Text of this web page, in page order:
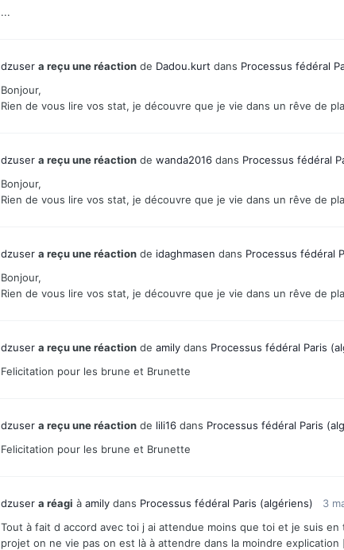
...
dzuser a reçu une réaction de Dadou.kurt dans Processus fédéral
Bonjour,
Rien de vous lire vos stat, je découvre que je vie dans un rêve de
dzuser a reçu une réaction de wanda2016 dans Processus fédéral
Bonjour,
Rien de vous lire vos stat, je découvre que je vie dans un rêve de
dzuser a reçu une réaction de idaghmasen dans Processus fédéral
Bonjour,
Rien de vous lire vos stat, je découvre que je vie dans un rêve de
dzuser a reçu une réaction de amily dans Processus fédéral Paris
Felicitation pour les brune et Brunette
dzuser a reçu une réaction de lili16 dans Processus fédéral Paris
Felicitation pour les brune et Brunette
dzuser a réagi à amily dans Processus fédéral Paris (algériens)
3
Tout à fait d accord avec toi j ai attendue moins que toi et je suis
projet on ne vie pas on est là à attendre dans la moindre explication